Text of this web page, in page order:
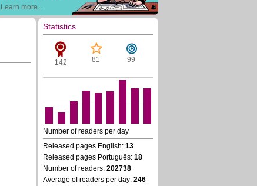
Learn more...
Statistics
142 81 99
Number of readers per day
Released pages English: 13
Released pages Português: 18
Number of readers: 202738
Average of readers per day: 246